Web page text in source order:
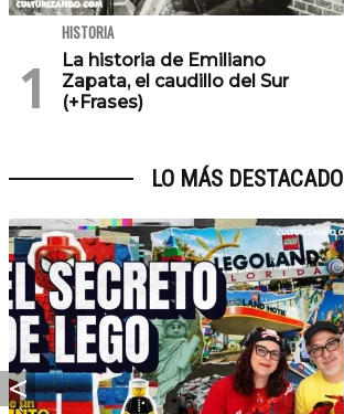
HISTORIA
La historia de Emiliano
Zapata, el caudillo del Sur
(+Frases)
LO MÁS DESTACADO